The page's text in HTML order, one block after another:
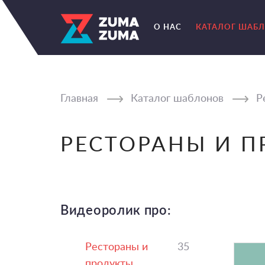
О НАС КАТАЛОГ
Главная Каталог шаблонов
РЕСТОРАНЫ И
Видеоролик про:
Рестораны и
35